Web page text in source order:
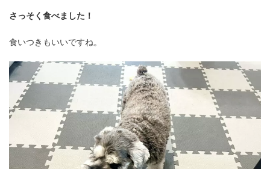
さっそく食べました！
食いつきもいいですね。